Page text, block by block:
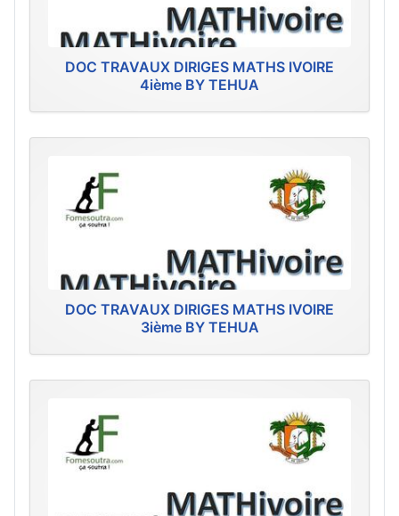
DOC TRAVAUX DIRIGES MATHS IVOIRE
4ième BY TEHUA
DOC TRAVAUX DIRIGES MATHS IVOIRE
3ième BY TEHUA